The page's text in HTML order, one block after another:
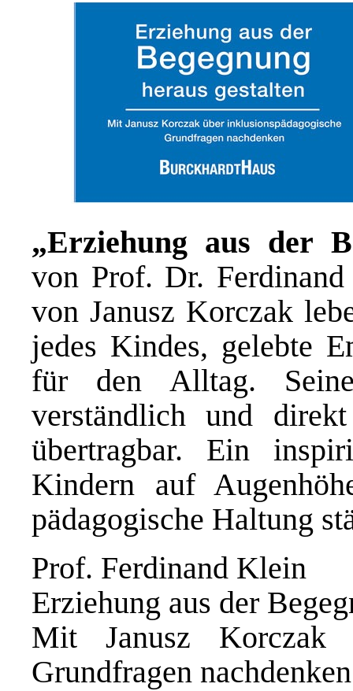
„Erziehung aus der
von Prof. Dr.
von Janusz Korczak
jedes Kindes, gelebte
für den Alltag.
verständlich und
übertragbar. Ein
Kindern auf
pädagogische Haltung
Prof. Ferdinand Klein
Erziehung aus der
Mit Janusz Korczak
Grundfragen nachdenken